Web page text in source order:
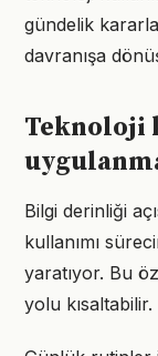
gündelik
davranışa
Teknoloji
Bilgi derinliği
kullanımı
yaratıyor. Bu
yolu kısaltabilir.